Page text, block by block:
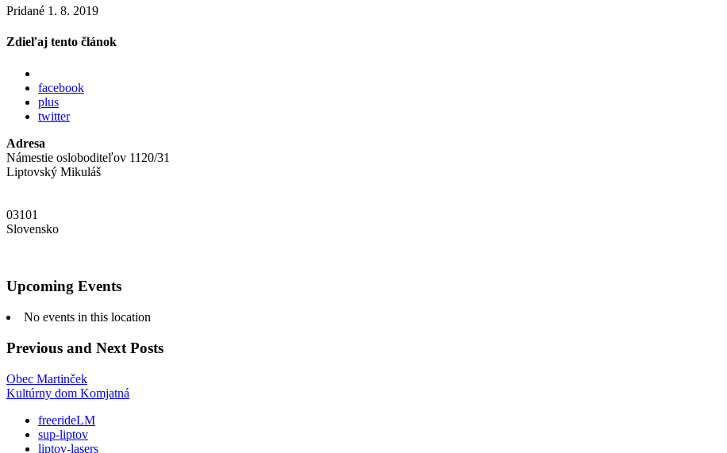
Pridané 1. 8. 2019
Zdieľaj tento článok
facebook
plus
twitter
Adresa
Námestie osloboditeľov 1120/31
Liptovský Mikuláš
03101
Slovensko
Upcoming Events
No events in this location
Previous and Next Posts
Obec Martinček
Kultúrny dom Komjatná
freerideLM
sup-liptov
liptov-lasers